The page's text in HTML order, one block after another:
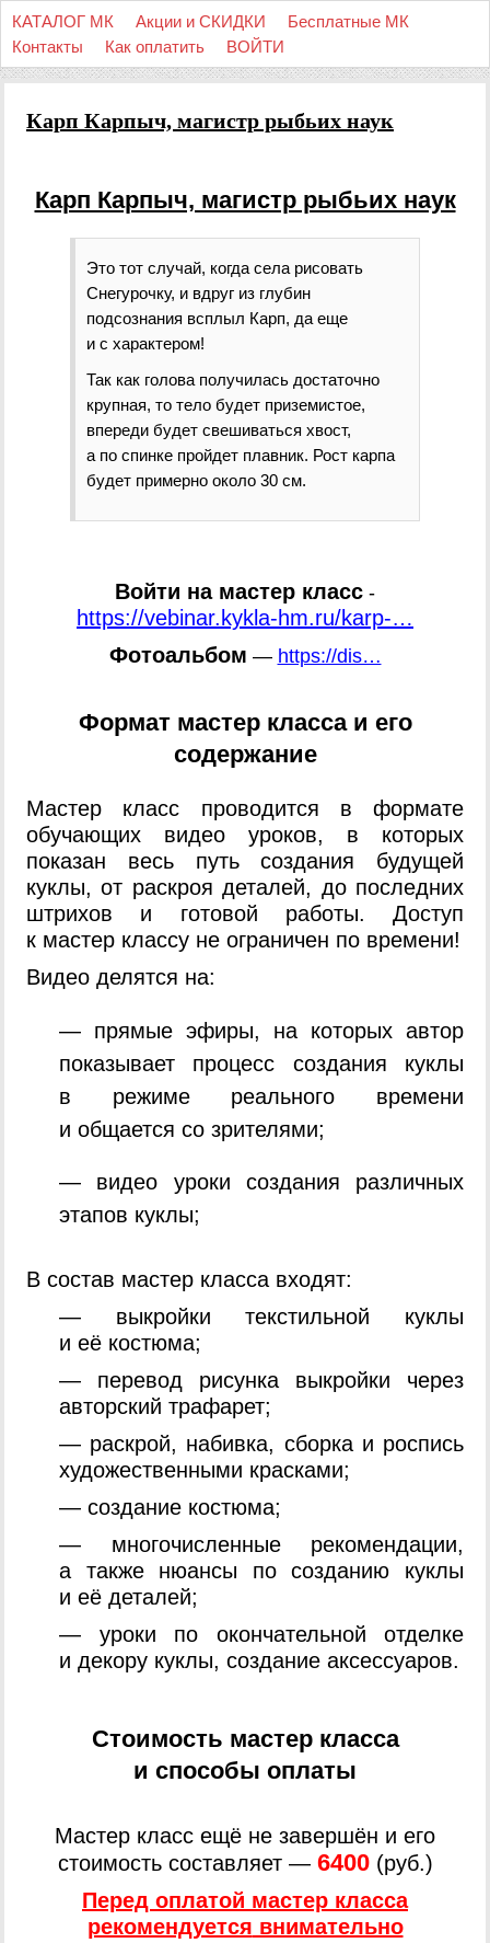
КАТАЛОГ МК Акции и СКИДКИ
Бесплатные МК
Контакты
Как оплатить ВОЙТИ
Карп Карпыч, магистр рыбьих наук
Карп Карпыч, магистр рыбьих наук
Это тот случай, когда села рисовать
Снегурочку, и вдруг из глубин
подсознания всплыл Карп, да еще
и с характером!
Так как голова получилась достаточно
крупная, то тело будет приземистое,
впереди будет свешиваться хвост,
а по спинке пройдет плавник. Рост карпа
будет примерно около 30 см.
Войти на мастер класс -
https://vebinar.kykla-hm.ru/karp-…
Фотоальбом — https://dis…
Формат мастер класса и его
содержание
Мастер класс проводится в формате
обучающих видео уроков, в которых
показан весь путь создания будущей
куклы, от раскроя деталей, до последних
штрихов и готовой работы. Доступ
к мастер классу не ограничен по времени!
Видео делятся на:
— прямые эфиры, на которых автор
показывает процесс создания куклы
в режиме реального времени
и общается со зрителями;
— видео уроки создания различных
этапов куклы;
В состав мастер класса входят:
— выкройки текстильной куклы
и её костюма;
— перевод рисунка выкройки через
авторский трафaрет;
— раскрой, набивка, сборка и роспись
художественными красками;
— создание костюма;
— многочисленные рекомендации,
а также нюансы по созданию куклы
и её деталей;
— уроки по окончательной отделке
и декору куклы, создание аксессуаров.
Стоимость мастер класса
и способы оплаты
Мастер класс ещё не завершён и его
стоимость составляет — 6400 (руб.)
Перед оплатой мастер класса
рекомендуется внимательно